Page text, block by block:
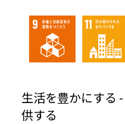
生活を豊かにする
供する